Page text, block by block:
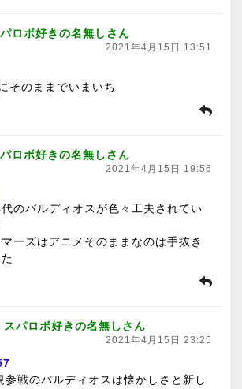
ロボ好きの名無しさん
2021年4月15日 13:51
そのままでいまいち
ロボ好きの名無しさん
2021年4月15日 19:56
のバルディオスが色々工夫されてい
ーズはアニメそのままなのは手抜き
パロボ好きの名無しさん
2021年4月15日 23:25
参戦のバルディオスは懐かしさと新し